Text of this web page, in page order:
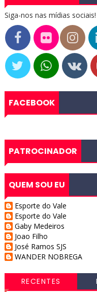
Siga-nos nas mídias sociais!
FACEBOOK
PATROCINADOR
QUEM SOU EU
Esporte do Vale
Esporte do Vale
Gaby Medeiros
Joao Filho
José Ramos SJS
WANDER NOBREGA
RECENTES